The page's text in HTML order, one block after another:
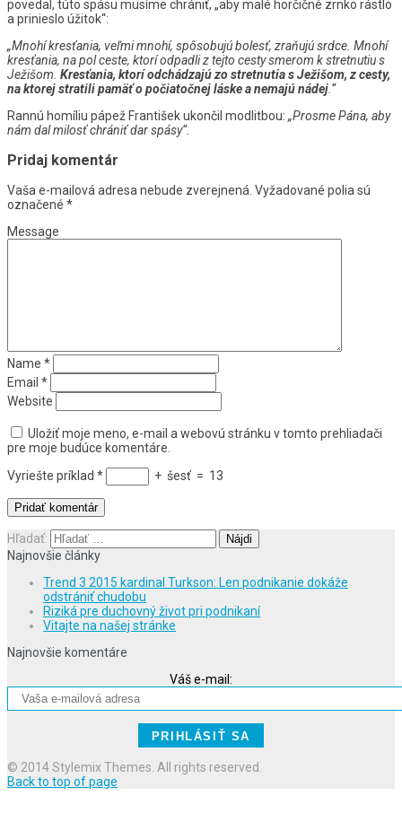
povedal, túto spásu musíme chrániť, „aby malé horčičné zrnko rástlo
a prinieslo úžitok“:
„Mnohí kresťania, veľmi mnohí, spôsobujú bolesť, zraňujú srdce. Mnohí
kresťania, na pol ceste, ktorí odpadli z tejto cesty smerom k stretnutiu s
Ježišom. Kresťania, ktorí odchádzajú zo stretnutia s Ježišom, z cesty,
na ktorej stratili pamäť o počiatočnej láske a nemajú nádej .“
Rannú homíliu pápež František ukončil modlitbou: „Prosme Pána, aby
nám dal milosť chrániť dar spásy“.
Pridaj komentár
Vaša e-mailová adresa nebude zverejnená. Vyžadované polia sú
označené *
Message
Name *
Email *
Website
Uložiť moje meno, e-mail a webovú stránku v tomto prehliadači
pre moje budúce komentáre.
Vyriešte príklad * + šesť = 13
Hľadať:
Najnovšie články
Trend 3 2015 kardinal Turkson: Len podnikanie dokáže
odstrániť chudobu
Riziká pre duchovný život pri podnikaní
Vitajte na našej stránke
Najnovšie komentáre
Váš e-mail:
© 2014 Stylemix Themes. All rights reserved.
Back to top of page